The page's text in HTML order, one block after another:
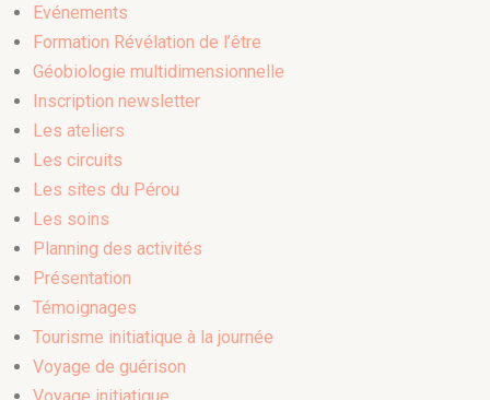
Evénements
Formation Révélation de l’être
Géobiologie multidimensionnelle
Inscription newsletter
Les ateliers
Les circuits
Les sites du Pérou
Les soins
Planning des activités
Présentation
Témoignages
Tourisme initiatique à la journée
Voyage de guérison